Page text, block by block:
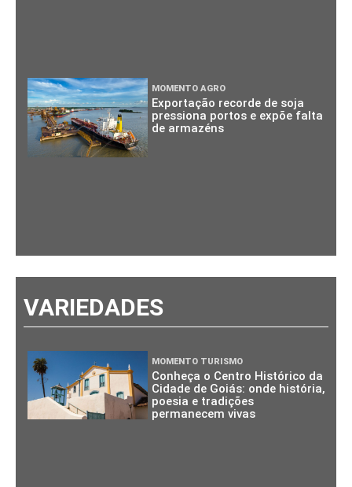
MOMENTO AGRO
Exportação recorde de soja
pressiona portos e expõe falta
de armazéns
VARIEDADES
MOMENTO TURISMO
Conheça o Centro Histórico da
Cidade de Goiás: onde história,
poesia e tradições
permanecem vivas